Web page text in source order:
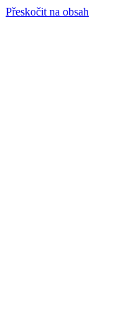
Přeskočit na obsah